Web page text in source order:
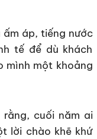
ấm áp, tiếng nước
tế để dù khách
mình một khoảng
rằng, cuối năm ai
lời chào khẽ khứ